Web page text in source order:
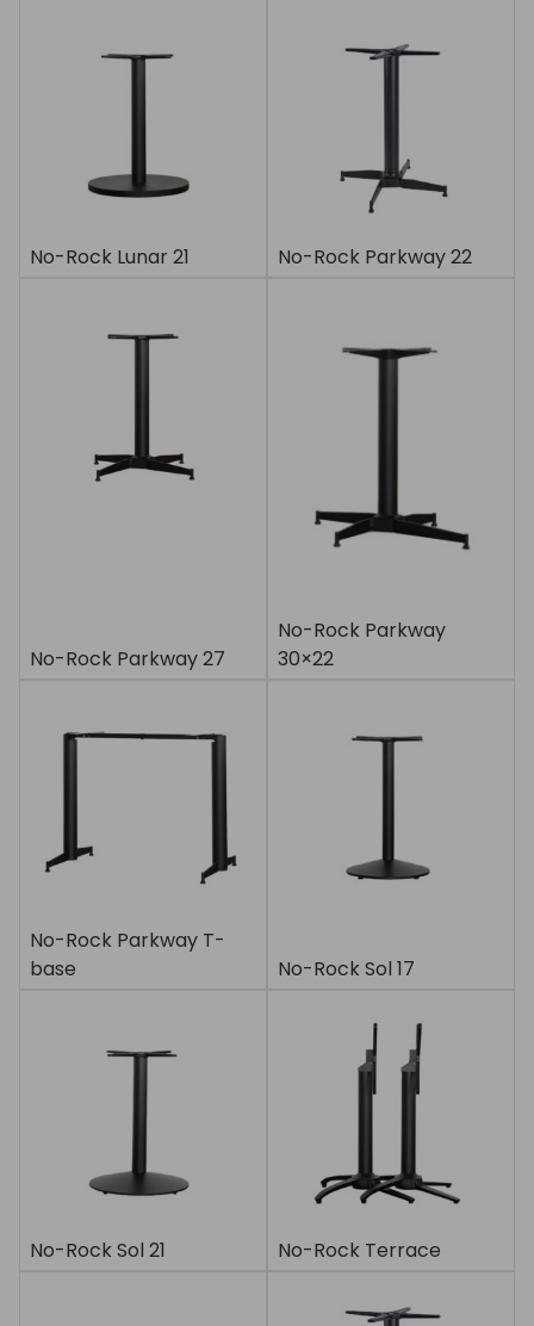
No-Rock Lunar 21 No-Rock Parkway 22
No-Rock Parkway 27
No-Rock Parkway
30×22
No-Rock Parkway T-
base
No-Rock Sol 17
No-Rock Sol 21 No-Rock Terrace